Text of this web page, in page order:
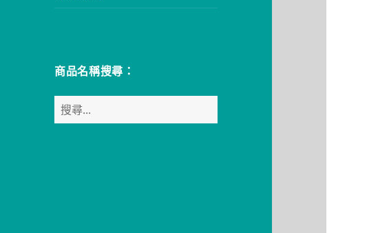
選
商品名稱搜尋：
搜
尋